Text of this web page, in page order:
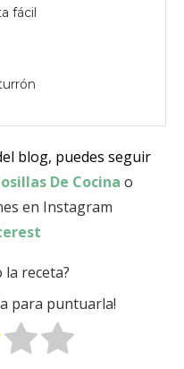
fácil
blog, puedes seguir
De Cocina o
en Instagram
receta?
para puntuarla!